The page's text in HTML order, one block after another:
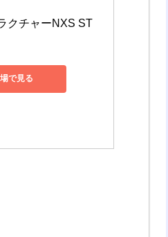
クチャーNXS ST
で見る